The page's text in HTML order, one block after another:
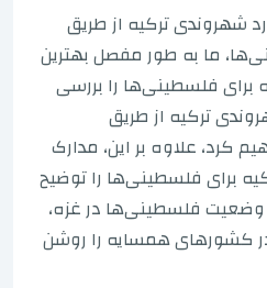
شهروندی ترکیه از طریق
ما به طور مفصل بهترین
برای فلسطینی‌ها را بررسی
ترکیه از طریق
کرد، علاوه بر این، مدارک
برای فلسطینی‌ها را توضیح
وضعیت فلسطینی‌ها در غزه،
در کشورهای همسایه را روشن